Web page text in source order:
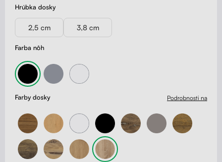
Farba nôh
Hrúbka dosky
2,5 cm 3,8 cm
Farby dosky Podrobnosti na